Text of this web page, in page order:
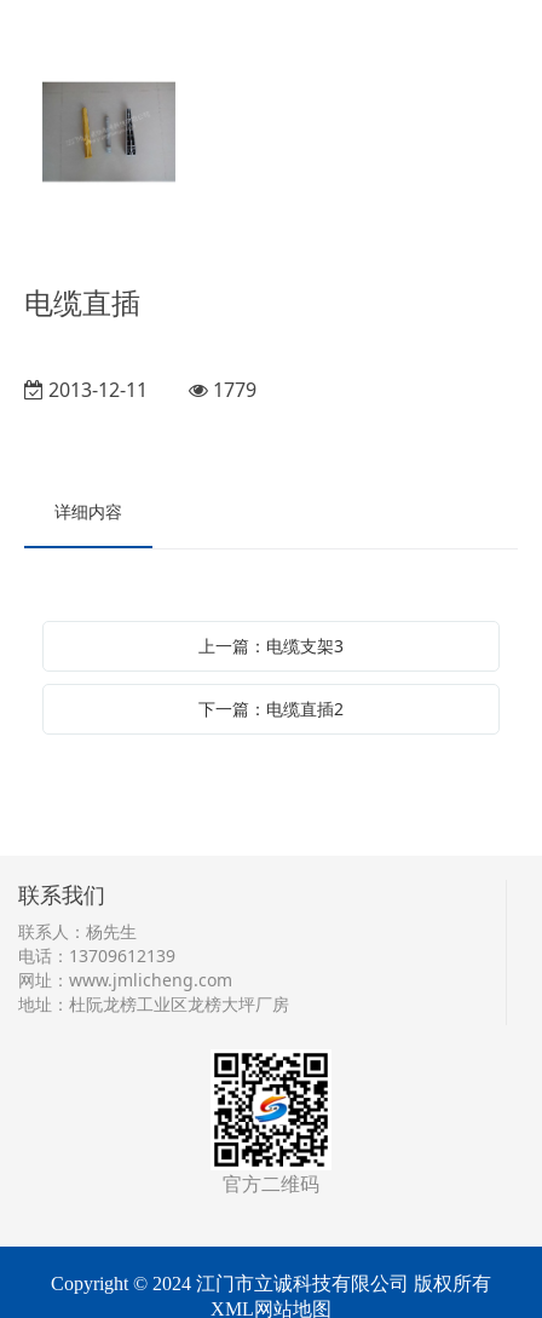
电缆直插
2013-12-11 1779
详细内容
上一篇：电缆支架3
下一篇：电缆直插2
联系我们
联系人：杨先生
电话：13709612139
网址： www.jmlicheng.com
地址：杜阮龙榜工业区龙榜大坪厂房
官方二维码
Copyright © 2024 江门市立诚科技有限公司 版权所有
XML网站地图